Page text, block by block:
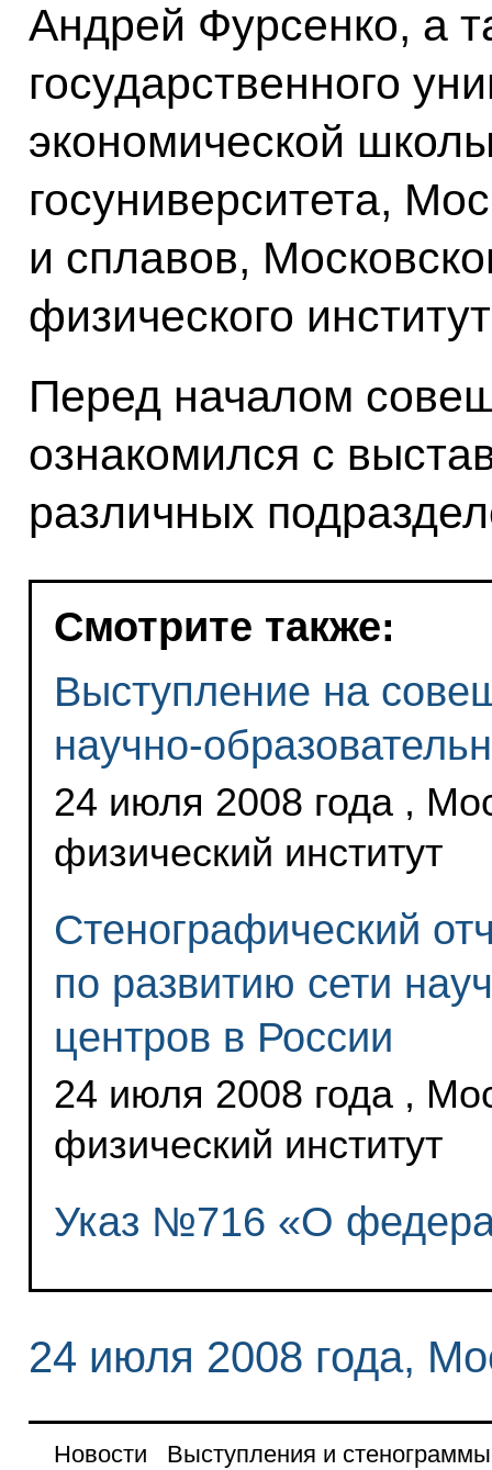
Андрей Фурсенко, а
государственного
экономической
госуниверситета,
и сплавов,
физического
Перед началом
ознакомился с
различных
Смотрите также:
Выступление на
научно-
24 июля 2008 года ,
физический институт
Стенографический
по развитию сети
центров в России
24 июля 2008 года ,
физический институт
Указ №716 «О
24 июля 2008 года,
Новости
Выступления и стенограммы